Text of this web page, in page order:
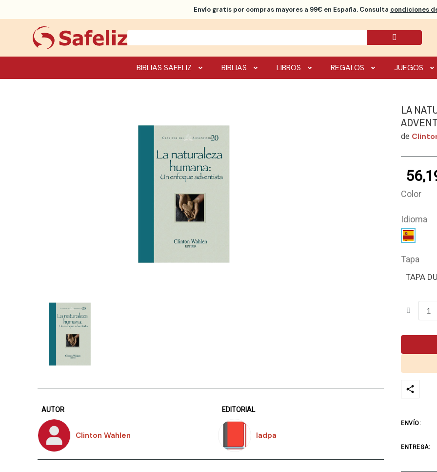
Envío gratispor compras mayores a 99€ en España. Consulta condiciones
BIBLIAS SAFELIZ BIBLIAS LIBROS REGALOS JUEGOS
AUTOR
Clinton Wahlen
EDITORIAL
Iadpa
LA
de
Color
Idioma
Tapa
TAPA
ENVÍO:
ENTREGA: